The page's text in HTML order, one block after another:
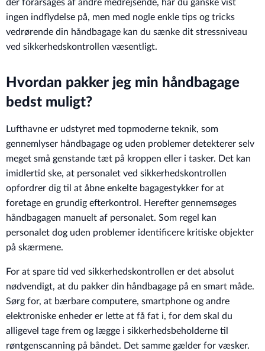
der forårsages af andre medrejsende, har du ganske vist
ingen indflydelse på, men med nogle enkle tips og tricks
vedrørende din håndbagage kan du sænke dit stressniveau
ved sikkerhedskontrollen væsentligt.
Hvordan pakker jeg min håndbagage
bedst muligt?
Lufthavne er udstyret med topmoderne teknik, som
gennemlyser håndbagage og uden problemer detekterer selv
meget små genstande tæt på kroppen eller i tasker. Det kan
imidlertid ske, at personalet ved sikkerhedskontrollen
opfordrer dig til at åbne enkelte bagagestykker for at
foretage en grundig efterkontrol. Herefter gennemsøges
håndbagagen manuelt af personalet. Som regel kan
personalet dog uden problemer identificere kritiske objekter
på skærmene.
For at spare tid ved sikkerhedskontrollen er det absolut
nødvendigt, at du pakker din håndbagage på en smart måde.
Sørg for, at bærbare computere, smartphone og andre
elektroniske enheder er lette at få fat i, for dem skal du
alligevel tage frem og lægge i sikkerhedsbeholderne til
røntgenscanning på båndet. Det samme gælder for væsker.